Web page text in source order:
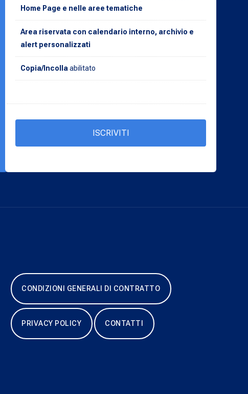
Home Page e nelle aree tematiche
Area riservata con calendario interno, archivio e
alert personalizzati
Copia/Incolla abilitato
ISCRIVITI
CONDIZIONI GENERALI DI CONTRATTO
PRIVACY POLICY CONTATTI